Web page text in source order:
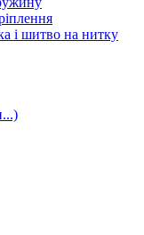
і шитво на нитку